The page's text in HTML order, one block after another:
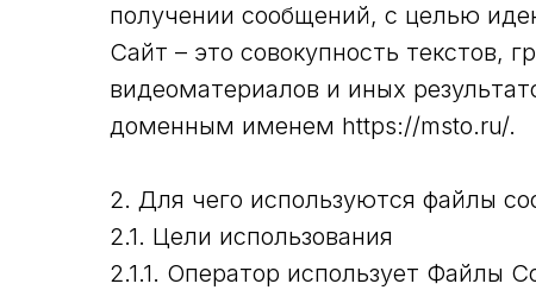
получении сообщений, с целью
Сайт – это совокупность текстов,
видеоматериалов и иных
доменным именем https://msto.ru/.
2. Для чего используются файлы
2.1. Цели использования
2.1.1. Оператор использует Файлы